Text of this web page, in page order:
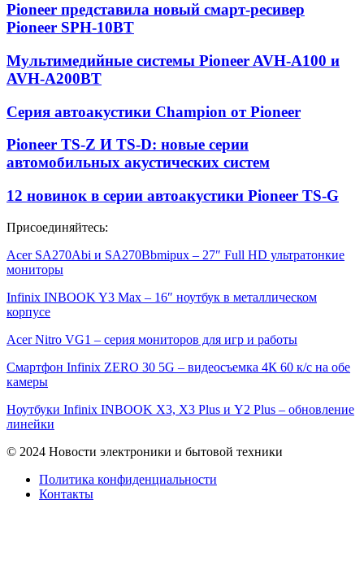
Pioneer представила новый смарт-ресивер
Pioneer SPH-10BT
Мультимедийные системы Pioneer AVH-A100 и
AVH-A200BT
Серия автоакустики Champion от Pioneer
Pioneer TS-Z И TS-D: новые серии
автомобильных акустических систем
12 новинок в серии автоакустики Pioneer TS-G
Присоединяйтесь:
Acer SA270Abi и SA270Bbmipux – 27″ Full HD ультратонкие
мониторы
Infinix INBOOK Y3 Max – 16″ ноутбук в металлическом
корпусе
Acer Nitro VG1 – серия мониторов для игр и работы
Смартфон Infinix ZERO 30 5G – видеосъемка 4К 60 к/с на обе
камеры
Ноутбуки Infinix INBOOK X3, X3 Plus и Y2 Plus – обновление
линейки
© 2024 Новости электроники и бытовой техники
Политика конфиденциальности
Контакты